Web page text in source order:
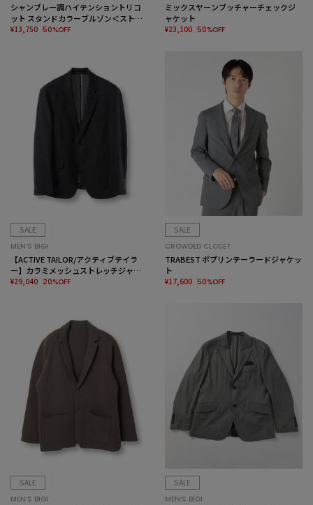
シャンブレー調ハイテンショントリコ
ット スタンドカラーブルゾン＜ストレ
ッチ＞＜接触冷感/速乾/UVカット＞
¥13,750 50%OFF
ミックスヤーンブッチャーチェックジ
ャケット
¥23,100 50%OFF
SALE
MEN’S BIGI
【ACTIVE TAILOR/アクティブテイラ
ー】カラミメッシュストレッチジャケ
ット
¥29,040 20%OFF
SALE
CROWDED CLOSET
TRABEST ポプリンテーラードジャケッ
ト
¥17,600 50%OFF
SALE
MEN’S BIGI
SALE
MEN’S BIGI